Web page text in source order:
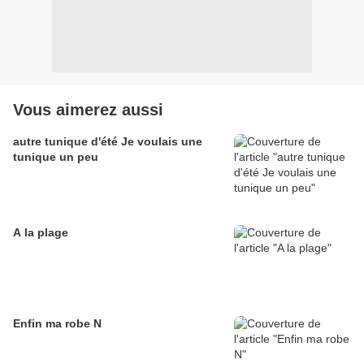
Vous aimerez aussi
autre tunique d'été Je voulais une
tunique un peu
A la plage
Enfin ma robe N